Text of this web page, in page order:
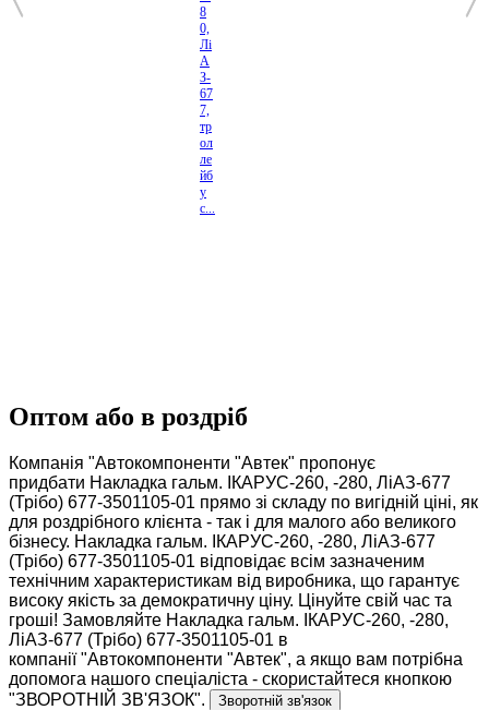
8
0,
Лі
А
З-
67
7,
тр
ол
ле
йб
у
с...
Оптом або в роздріб
Компанія "Автокомпоненти "Автек" пропонує
придбати Накладка гальм. ІКАРУС-260, -280, ЛіАЗ-677
(Трібо) 677-3501105-01 прямо зі складу по вигідній ціні, як
для роздрібного клієнта - так і для малого або великого
бізнесу. Накладка гальм. ІКАРУС-260, -280, ЛіАЗ-677
(Трібо) 677-3501105-01 відповідає всім зазначеним
технічним характеристикам від виробника, що гарантує
високу якість за демократичну ціну. Цінуйте свій час та
гроші! Замовляйте Накладка гальм. ІКАРУС-260, -280,
ЛіАЗ-677 (Трібо) 677-3501105-01 в
компанії "Автокомпоненти "Автек", а якщо вам потрібна
допомога нашого спеціаліста - скористайтеся кнопкою
"ЗВОРОТНІЙ ЗВ'ЯЗОК".
Зворотній зв'язок